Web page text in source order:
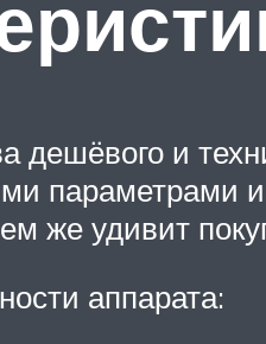
дешёвого и
параметрами
же удивит
аппарата: